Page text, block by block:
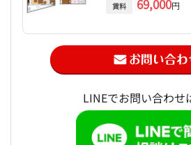
賃料 69,000円
LINEでお問い合わせ